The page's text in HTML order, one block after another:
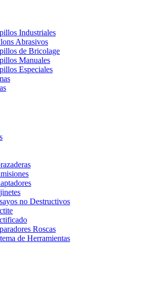
Industriales
Abrasivos
de Bricolage
Manuales
Especiales
no Destructivos
Roscas
de Herramientas